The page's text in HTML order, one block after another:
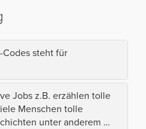
Codes steht für
Jobs z.B. erzählen tolle
Menschen tolle
unter anderem …